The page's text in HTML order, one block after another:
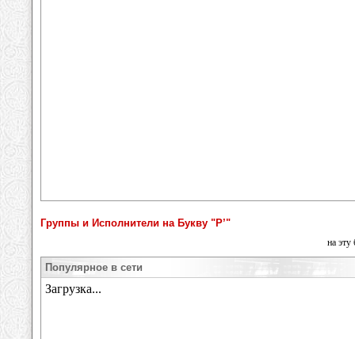
Группы и Исполнители на Букву "Р’"
на эту
Популярное в сети